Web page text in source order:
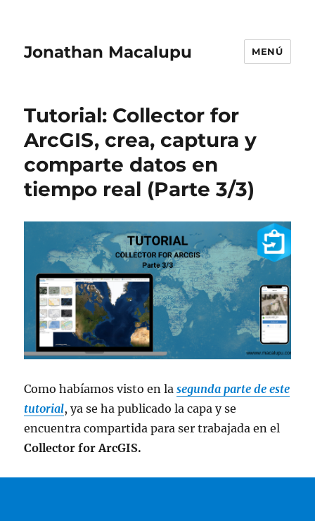
Jonathan Macalupu MENÚ
Tutorial: Collector for
ArcGIS, crea, captura y
comparte datos en
tiempo real (Parte 3/3)
Como habíamos visto en lasegunda parte de este
tutorial, ya se ha publicado la capa y se
encuentra compartida para ser trabajada en el
Collector for ArcGIS.